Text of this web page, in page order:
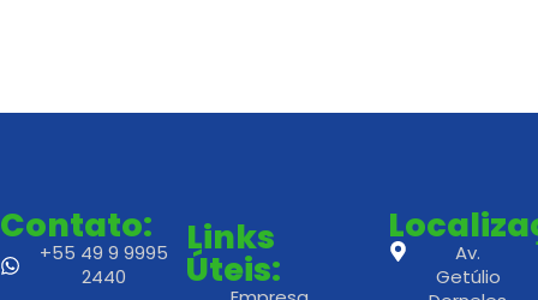
Contato:
+55 49 9 9995
2440
Links
Úteis:
Av.
Getúlio